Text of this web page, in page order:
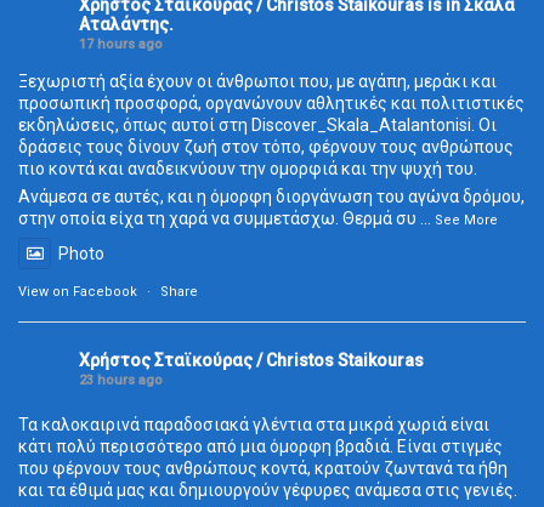
Χρήστος Σταϊκούρας / Christos Staikouras is in Σκάλα
Aταλάντης.
17 hours ago
Ξεχωριστή αξία έχουν οι άνθρωποι που, με αγάπη, μεράκι και
προσωπική προσφορά, οργανώνουν αθλητικές και πολιτιστικές
εκδηλώσεις, όπως αυτοί στη Discover_Skala_Atalantonisi. Οι
δράσεις τους δίνουν ζωή στον τόπο, φέρνουν τους ανθρώπους
πιο κοντά και αναδεικνύουν την ομορφιά και την ψυχή του.
Ανάμεσα σε αυτές, και η όμορφη διοργάνωση του αγώνα δρόμου,
στην οποία είχα τη χαρά να συμμετάσχω. Θερμά συ ... See More
Photo
View on Facebook · Share
Χρήστος Σταϊκούρας / Christos Staikouras
23 hours ago
Τα καλοκαιρινά παραδοσιακά γλέντια στα μικρά χωριά είναι
κάτι πολύ περισσότερο από μια όμορφη βραδιά. Είναι στιγμές
που φέρνουν τους ανθρώπους κοντά, κρατούν ζωντανά τα ήθη
και τα έθιμά μας και δημιουργούν γέφυρες ανάμεσα στις γενιές.